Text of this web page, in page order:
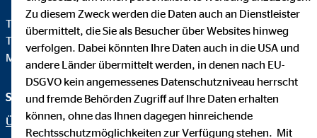
Telefon:
Telefax: +49 221 2015-264
Mail:
info@hv.ovb.de
Service und Informationen
Über OVB
Rechtliche Hinweise
Impressum
Zu diesem Zweck werden die Daten auch an Dienstleister
übermittelt, die Sie als Besucher über Websites hinweg
verfolgen. Dabei könnten Ihre Daten auch in die USA und
andere Länder übermittelt werden, in denen nach EU-
DSGVO kein angemessenes Datenschutzniveau herrscht
und fremde Behörden Zugriff auf Ihre Daten erhalten
können, ohne das Ihnen dagegen hinreichende
Rechtsschutzmöglichkeiten zur Verfügung stehen. Mit